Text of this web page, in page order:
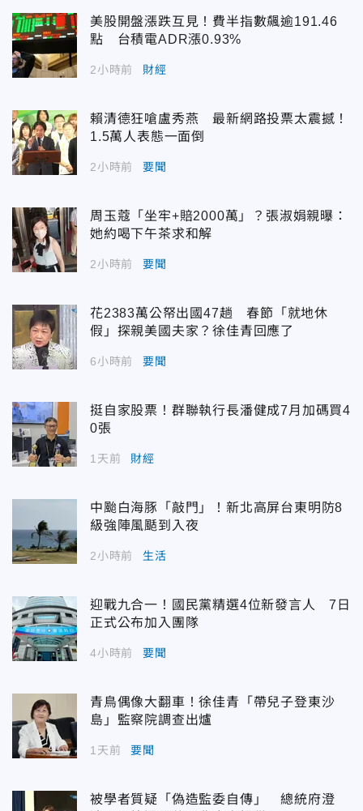
美股開盤漲跌互見！費半指數飆逾191.46
點 台積電ADR漲0.93%
2小時前 財經
賴清德狂嗆盧秀燕 最新網路投票太震撼！
1.5萬人表態一面倒
2小時前 要聞
周玉蔻「坐牢+賠2000萬」？張淑娟親曝：
她約喝下午茶求和解
2小時前 要聞
花2383萬公帑出國47趟 春節「就地休
假」探親美國夫家？徐佳青回應了
6小時前 要聞
挺自家股票！群聯執行長潘健成7月加碼買4
0張
1天前 財經
中颱白海豚「敲門」！新北高屏台東明防8
級強陣風颳到入夜
2小時前 生活
迎戰九合一！國民黨精選4位新發言人 7日
正式公布加入團隊
4小時前 要聞
青鳥偶像大翻車！徐佳青「帶兒子登東沙
島」監察院調查出爐
1天前 要聞
被學者質疑「偽造監委自傳」 總統府澄